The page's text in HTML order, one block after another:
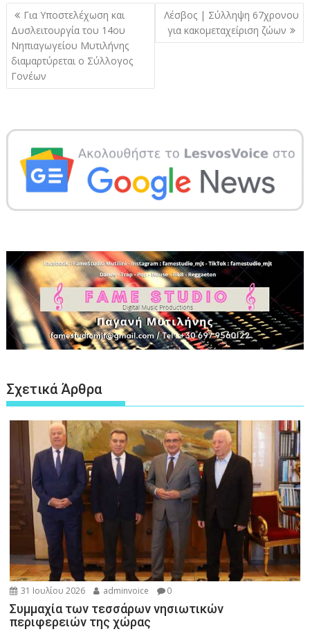
Πλοήγηση
άρθρων
Για Υποστελέχωση και
Δυσλειτουργία του 14ου
Νηπιαγωγείου Μυτιλήνης
διαμαρτύρεται ο Σύλλογος
Γονέων
Λέσβος | Σύλληψη 67χρονου
για κακομεταχείριση ζώων
Σχετικά Άρθρα
31 Ιουλίου 2026 adminvoice 0
Συμμαχία των τεσσάρων νησιωτικών
περιφερειών της χώρας